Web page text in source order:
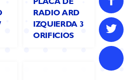
PLACA DE
RADIO ARD
IZQUIERDA 3
ORIFICIOS